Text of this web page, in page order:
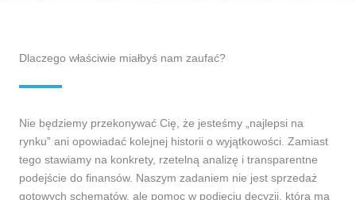
Dlaczego właściwie miałbyś nam zaufać?
Nie będziemy przekonywać Cię, że jesteśmy „najlepsi na
rynku” ani opowiadać kolejnej historii o wyjątkowości. Zamiast
tego stawiamy na konkrety, rzetelną analizę i transparentne
podejście do finansów. Naszym zadaniem nie jest sprzedaż
gotowych schematów, ale pomoc w podjęciu decyzji, która ma